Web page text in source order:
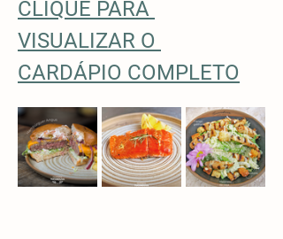
CLIQUE PARA
VISUALIZAR O
CARDÁPIO COMPLETO